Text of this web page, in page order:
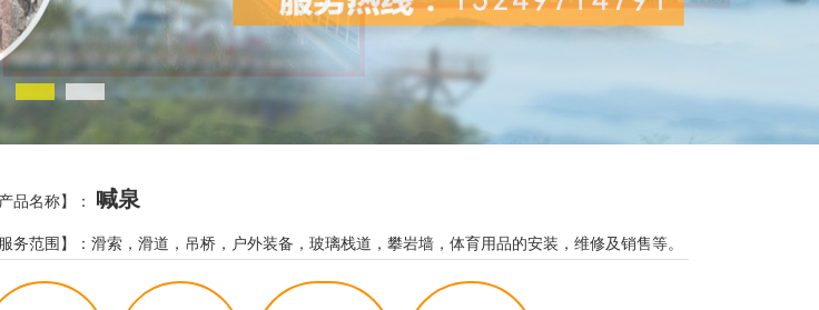
产品名称】： 喊泉
服务范围】：滑索，滑道，吊桥，户外装备，玻璃栈道，攀岩墙，体育用品的安装，维修及销售等。